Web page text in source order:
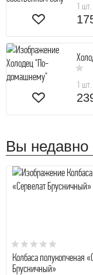
1 шт.
1 шт.
Вы недавно
Колбаса полукопченая
Брусничный»